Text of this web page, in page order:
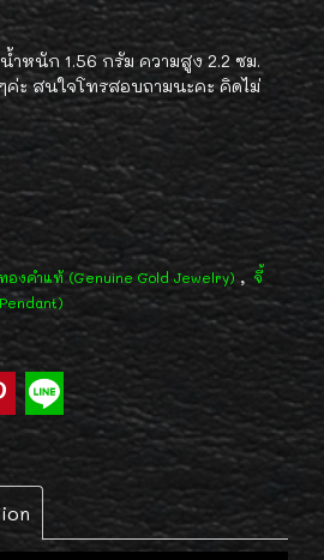
ำหนัก 1.56 กรัม ความสูง 2.2 ซม.
ค่ะ สนใจโทรสอบถามนะคะ คิดไม่
องคำแท้ (Genuine Gold Jewelry) , จี้